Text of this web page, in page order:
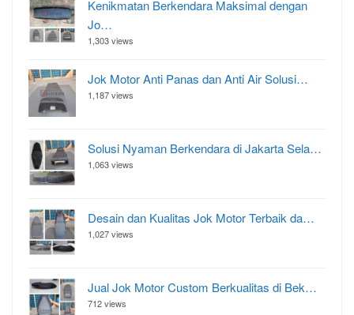
Kenikmatan Berkendara Maksimal dengan
Jo…
1,303 views
Jok Motor Anti Panas dan Anti Air Solusi…
1,187 views
Solusi Nyaman Berkendara di Jakarta Sela…
1,063 views
Desain dan Kualitas Jok Motor Terbaik da…
1,027 views
Jual Jok Motor Custom Berkualitas di Bek…
712 views